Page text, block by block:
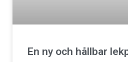
En ny och hållbar